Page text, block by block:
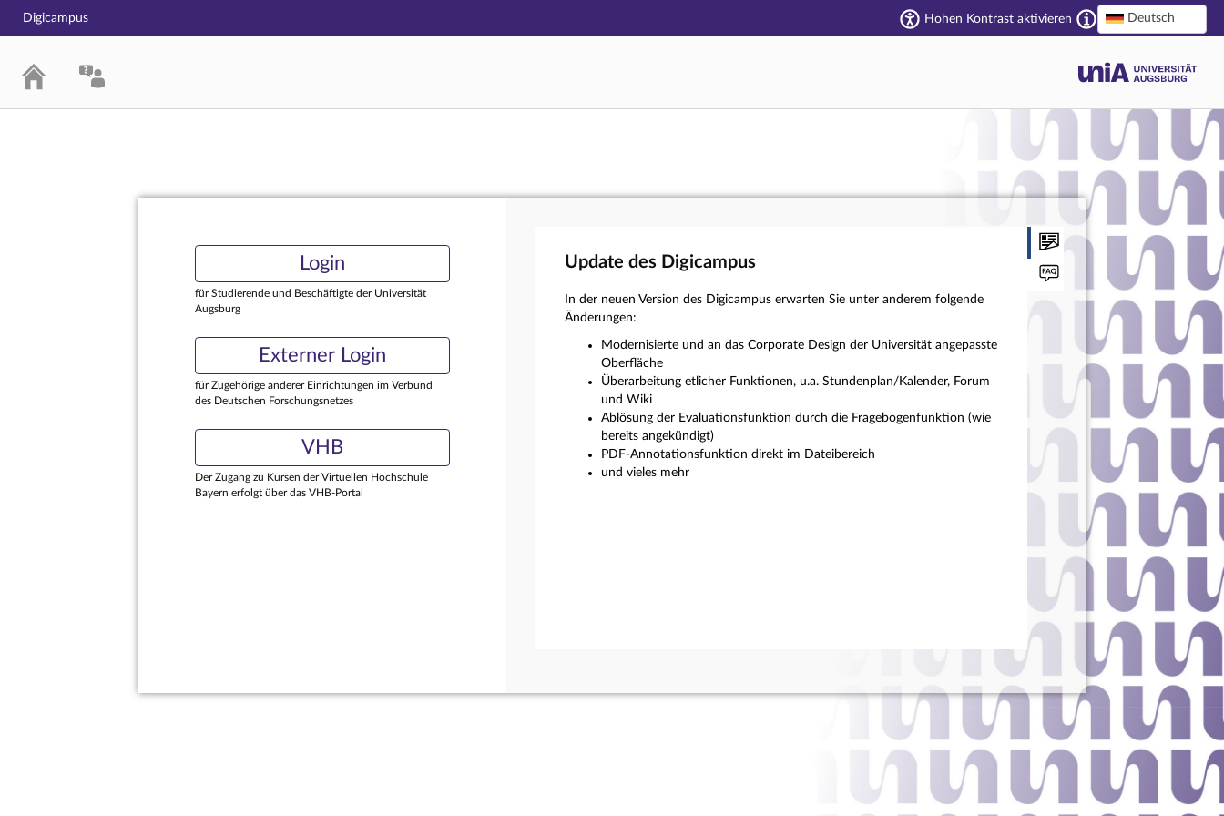
Hauptnavigation
Fußzeile
Digicampus Hohen Kontrast aktivieren Deutsch
Login
für Studierende und Beschäftigte der Universität
Augsburg
Externer Login
für Zugehörige anderer Einrichtungen im Verbund
des Deutschen Forschungsnetzes
VHB
Der Zugang zu Kursen der Virtuellen Hochschule
Bayern erfolgt über das VHB-Portal
Update des Digicampus
In der neuen Version des Digicampus erwarten Sie unter anderem folgende
Änderungen:
Modernisierte und an das Corporate Design der Universität angepasste
Oberfläche
Überarbeitung etlicher Funktionen, u.a. Stundenplan/Kalender, Forum
und Wiki
Ablösung der Evaluationsfunktion durch die Fragebogenfunktion (wie
bereits angekündigt)
PDF-Annotationsfunktion direkt im Dateibereich
und vieles mehr